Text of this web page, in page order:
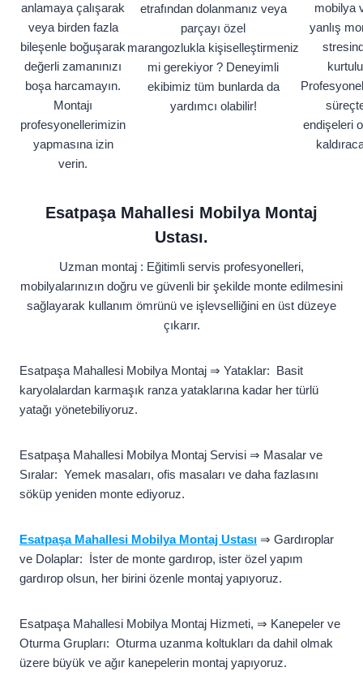
anlamaya çalışarak
veya birden fazla
bileşenle boğuşarak
değerli zamanınızı
boşa harcamayın.
Montajı
profesyonellerimizin
yapmasına izin
verin.
etrafından dolanmanız veya
parçayı özel
marangozlukla kişiselleştirmeniz
mi gerekiyor ? Deneyimli
ekibimiz tüm bunlarda da
yardımcı olabilir!
mobilya
yanlış
endişeleri
Esatpaşa Mahallesi Mobilya Montaj
Ustası.
Uzman montaj : Eğitimli servis profesyonelleri,
mobilyalarınızın doğru ve güvenli bir şekilde monte edilmesini
sağlayarak kullanım ömrünü ve işlevselliğini en üst düzeye
çıkarır.
Esatpaşa Mahallesi Mobilya Montaj ⇒ Yataklar: Basit
karyolalardan karmaşık ranza yataklarına kadar her türlü
yatağı yönetebiliyoruz.
Esatpaşa Mahallesi Mobilya Montaj Servisi ⇒ Masalar ve
Sıralar: Yemek masaları, ofis masaları ve daha fazlasını
söküp yeniden monte ediyoruz.
Esatpaşa Mahallesi Mobilya Montaj Ustası ⇒ Gardıroplar
ve Dolaplar: İster de monte gardırop, ister özel yapım
gardırop olsun, her birini özenle montaj yapıyoruz.
Esatpaşa Mahallesi Mobilya Montaj Hizmeti, ⇒ Kanepeler ve
Oturma Grupları: Oturma uzanma koltukları da dahil olmak
üzere büyük ve ağır kanepelerin montaj yapıyoruz.